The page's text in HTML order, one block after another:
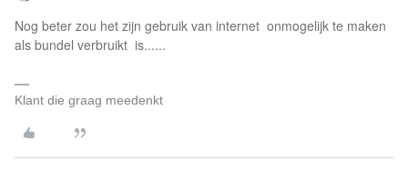
Nog beter zou het zijn gebruik van internet onmogelijk te maken
als bundel verbruikt is......
Klant die graag meedenkt